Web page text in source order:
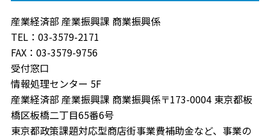
産業経済部 産業振興課 商業振興係
TEL：03-3579-2171
FAX：03-3579-9756
受付窓口
情報処理センター 5F
産業経済部 産業振興課 商業振興係〒173-0004 東京都板
橋区板橋二丁目65番6号
東京都政策課題対応型商店街事業費補助金など、事業の